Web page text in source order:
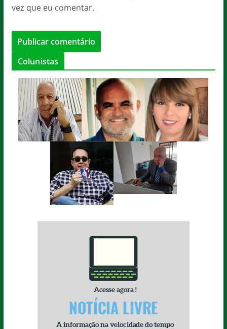
vez que eu comentar.
Colunistas